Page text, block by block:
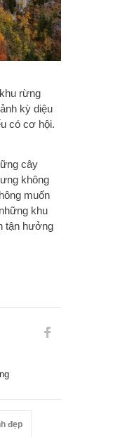
rừng
kỳ diệu
có cơ hội.
cây
không
muốn
khu
tận hưởng
đẹp